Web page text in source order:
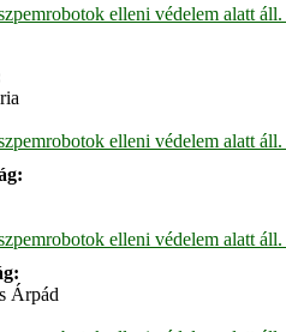
elleni védelem alatt
elleni védelem alatt
elleni védelem alatt
Árpád